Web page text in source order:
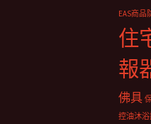
EAS商品
住
報
佛具
控油沐